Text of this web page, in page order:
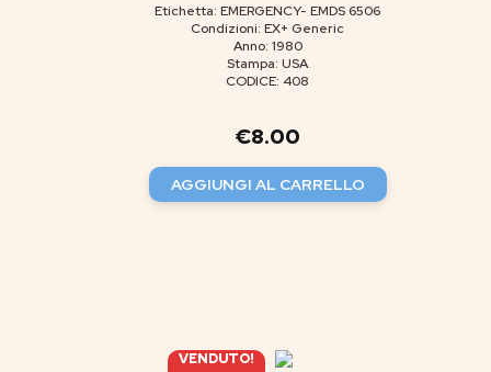
Etichetta: EMERGENCY- EMDS 6506
Condizioni: EX+ Generic
Anno: 1980
Stampa: USA
CODICE: 408
€8.00
AGGIUNGI AL CARRELLO
VENDUTO!